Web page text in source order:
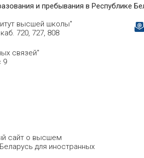
и пребывания в Республике
высшей школы"
720, 727, 808
связей"
9
сайт о высшем
для иностранных